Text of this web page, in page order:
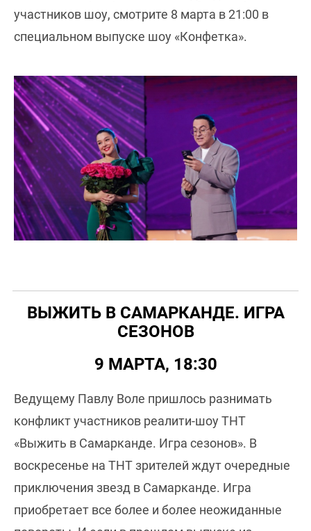
участников шоу, смотрите 8 марта в 21:00 в
специальном выпуске шоу «Конфетка».
ВЫЖИТЬ В САМАРКАНДЕ. ИГРА
СЕЗОНОВ
9 МАРТА, 18:30
Ведущему Павлу Воле пришлось разнимать
конфликт участников реалити-шоу ТНТ
«Выжить в Самарканде. Игра сезонов». В
воскресенье на ТНТ зрителей ждут очередные
приключения звезд в Самарканде. Игра
приобретает все более и более неожиданные